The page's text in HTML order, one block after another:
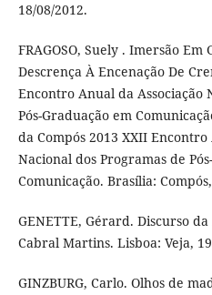
18/08/2012.
FRAGOSO, Suely . Imersão Em
Descrença À Encenação De
Encontro Anual da Associação
Pós-Graduação em
da Compós 2013 XXII
Nacional dos Programas de
Comunicação. Brasília:
GENETTE, Gérard. Discurso
Cabral Martins. Lisboa: Veja,
GINZBURG, Carlo. Olhos de